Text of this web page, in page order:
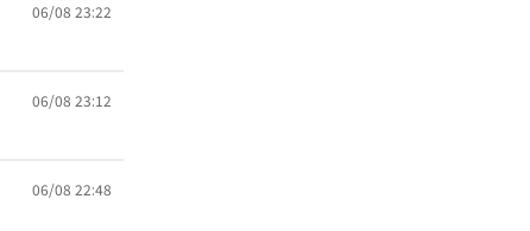
06/08 23:22
06/08 23:12
06/08 22:48